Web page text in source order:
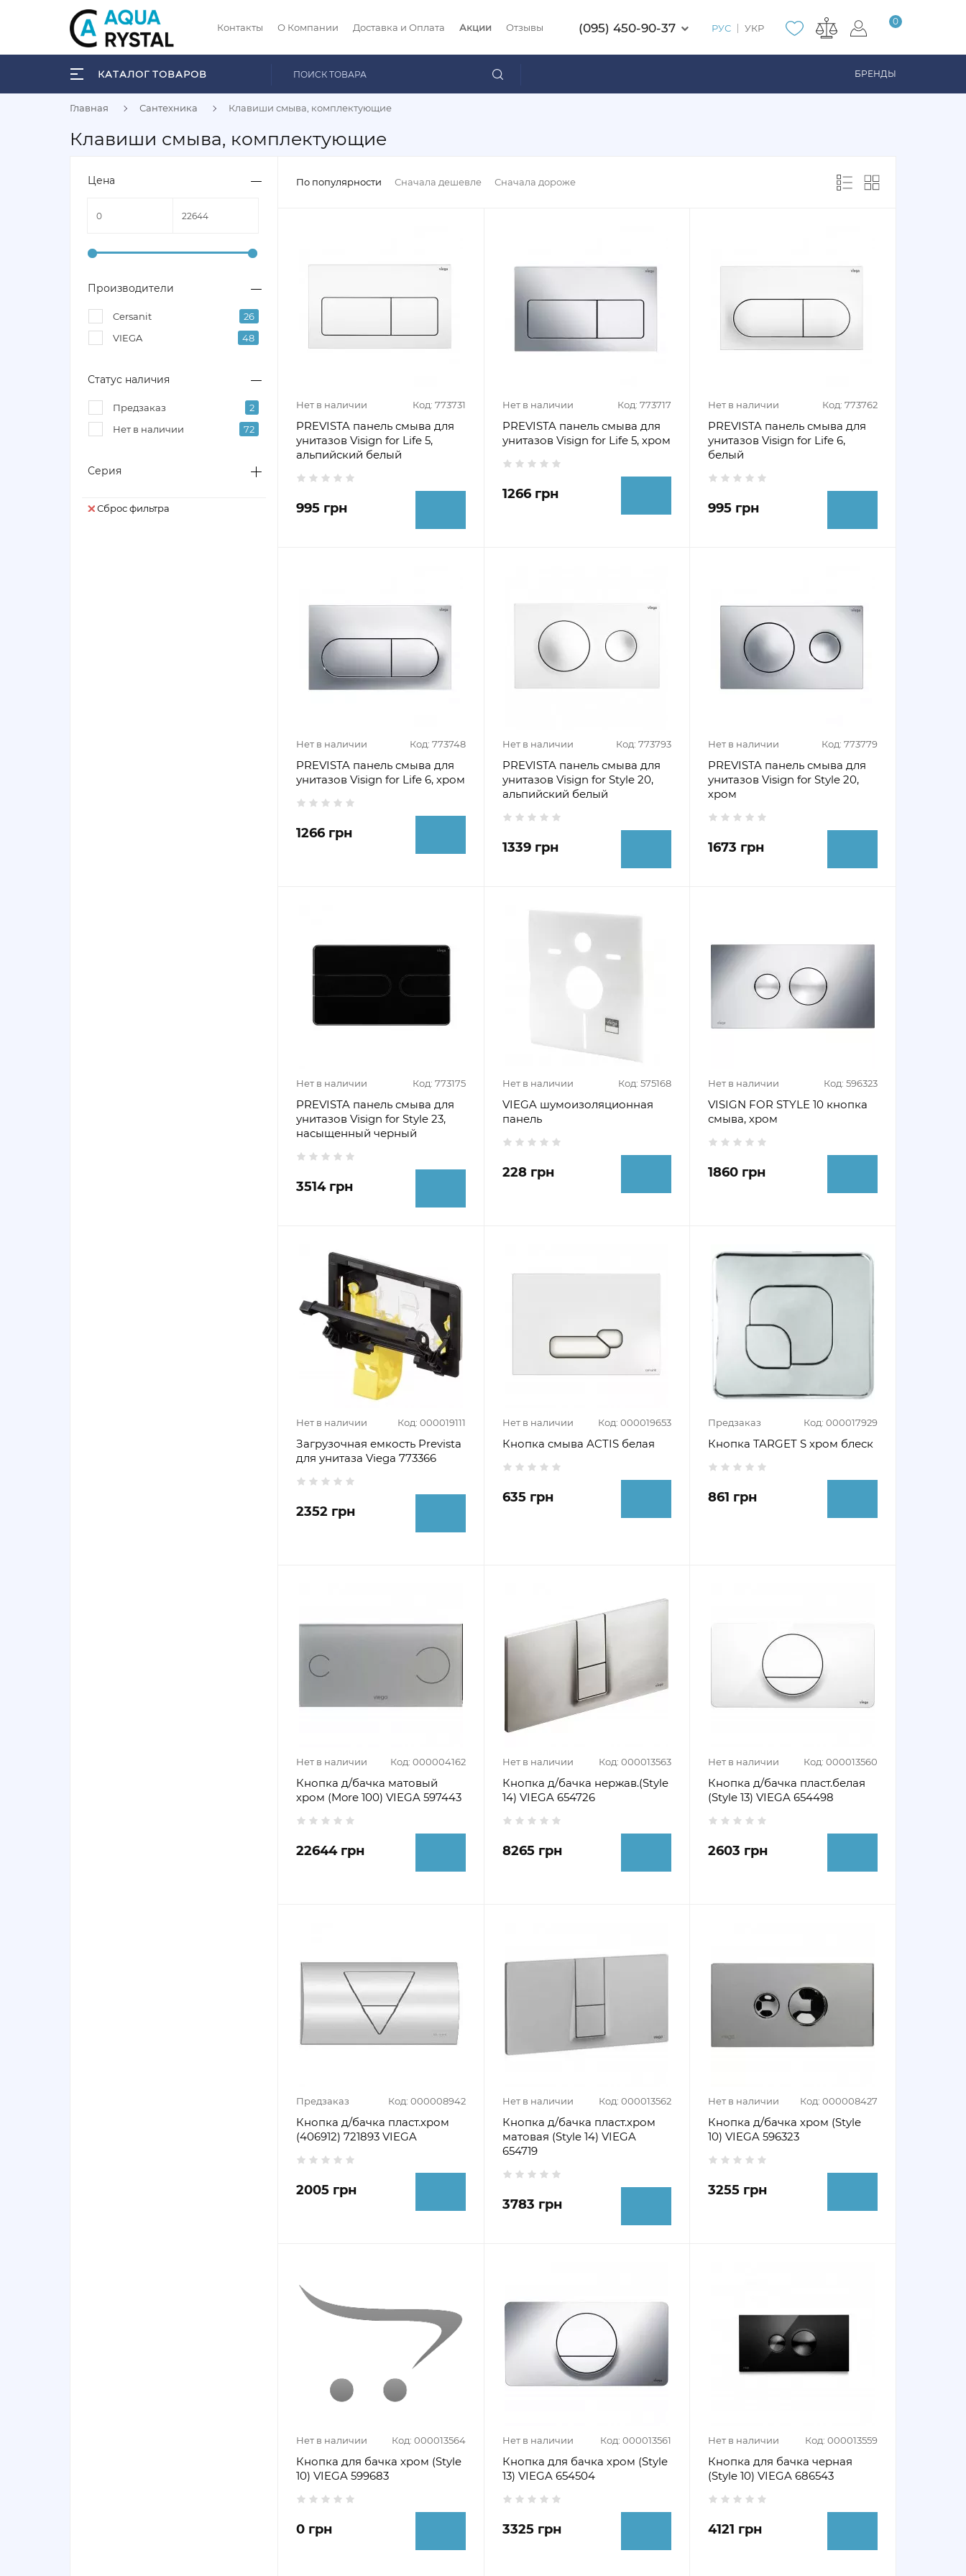
Контакты О Компании Доставка и Оплата Акции Отзывы
0
РУС УКР
(095) 450-90-37
БРЕНДЫ
КАТАЛОГ ТОВАРОВ
Главная Сантехника Клавиши смыва, комплектующие
Клавиши смыва, комплектующие
Цена
Производители
Cersanit
26
VIEGA
48
Статус наличия
Предзаказ
2
Нет в наличии
72
Серия
Сброс фильтра
По популярности Сначала дешевле Сначала дороже
Нет в наличии Код: 773731
PREVISTA панель смыва для
унитазов Visign for Life 5,
альпийский белый
995 грн
Нет в наличии Код: 773717
PREVISTA панель смыва для
унитазов Visign for Life 5, хром
1266 грн
Нет в наличии Код: 773762
PREVISTA панель смыва для
унитазов Visign for Life 6,
белый
995 грн
Нет в наличии Код: 773748
PREVISTA панель смыва для
унитазов Visign for Life 6, хром
1266 грн
Нет в наличии Код: 773793
PREVISTA панель смыва для
унитазов Visign for Style 20,
альпийский белый
1339 грн
Нет в наличии Код: 773779
PREVISTA панель смыва для
унитазов Visign for Style 20,
хром
1673 грн
Нет в наличии Код: 773175
PREVISTA панель смыва для
унитазов Visign for Style 23,
насыщенный черный
3514 грн
Нет в наличии Код: 575168
VIEGA шумоизоляционная
панель
228 грн
Нет в наличии Код: 596323
VISIGN FOR STYLE 10 кнопка
смыва, хром
1860 грн
Нет в наличии Код: 000019111
Загрузочная емкость Prevista
для унитаза Viega 773366
2352 грн
Нет в наличии Код: 000019653
Кнопка смыва ACTIS белая
635 грн
Предзаказ Код: 000017929
Кнопка TARGET S хром блеск
861 грн
Нет в наличии Код: 000004162
Кнопка д/бачка матовый
хром (More 100) VIEGA 597443
22644 грн
Нет в наличии Код: 000013563
Кнопка д/бачка нержав.(Style
14) VIEGA 654726
8265 грн
Нет в наличии Код: 000013560
Кнопка д/бачка пласт.белая
(Style 13) VIEGA 654498
2603 грн
Предзаказ Код: 000008942
Кнопка д/бачка пласт.хром
(406912) 721893 VIEGA
2005 грн
Нет в наличии Код: 000013562
Кнопка д/бачка пласт.хром
матовая (Style 14) VIEGA
654719
3783 грн
Нет в наличии Код: 000008427
Кнопка д/бачка хром (Style
10) VIEGA 596323
3255 грн
Нет в наличии Код: 000013564
Кнопка для бачка хром (Style
10) VIEGA 599683
0 грн
Нет в наличии Код: 000013561
Кнопка для бачка хром (Style
13) VIEGA 654504
3325 грн
Нет в наличии Код: 000013559
Кнопка для бачка черная
(Style 10) VIEGA 686543
4121 грн